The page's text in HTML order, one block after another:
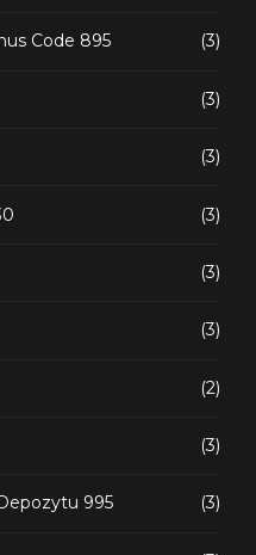
Code 895 (3)
(3)
(3)
(3)
(3)
(3)
(2)
(3)
995 (3)